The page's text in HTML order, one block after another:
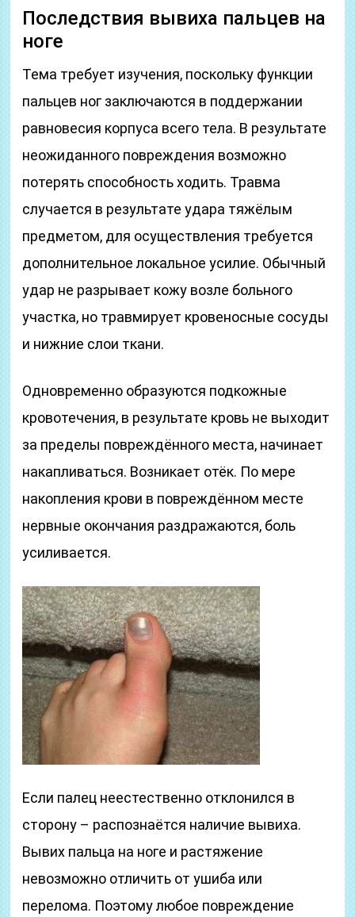
Последствия вывиха пальцев на
ноге
Тема требует изучения, поскольку функции
пальцев ног заключаются в поддержании
равновесия корпуса всего тела. В результате
неожиданного повреждения возможно
потерять способность ходить. Травма
случается в результате удара тяжёлым
предметом, для осуществления требуется
дополнительное локальное усилие. Обычный
удар не разрывает кожу возле больного
участка, но травмирует кровеносные сосуды
и нижние слои ткани.
Одновременно образуются подкожные
кровотечения, в результате кровь не выходит
за пределы повреждённого места, начинает
накапливаться. Возникает отёк. По мере
накопления крови в повреждённом месте
нервные окончания раздражаются, боль
усиливается.
Если палец неестественно отклонился в
сторону – распознаётся наличие вывиха.
Вывих пальца на ноге и растяжение
невозможно отличить от ушиба или
перелома. Поэтому любое повреждение